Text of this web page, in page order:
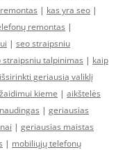
| kas yra seo |
remontas |
| seo straipsniu
straipsniu talpinimas | kaip
geriausią valiklį
kieme | aikštelės
| geriausias
| geriausias maistas
| mobiliųjų telefonų